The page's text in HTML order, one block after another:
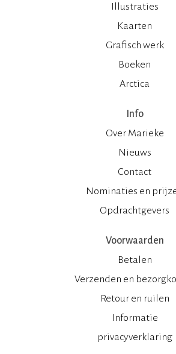
Illustraties
Kaarten
Grafisch werk
Boeken
Arctica
Info
Over Marieke
Nieuws
Contact
Nominaties en
Opdrachtgevers
Voorwaarden
Betalen
Verzenden en
Retour en ruilen
Informatie
privacyverklaring